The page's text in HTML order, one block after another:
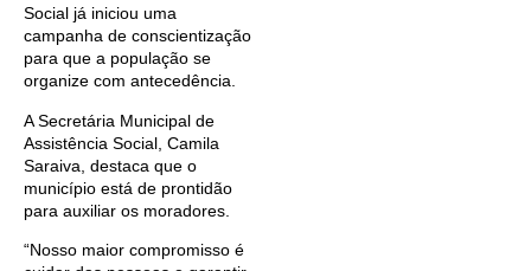
Social já iniciou uma
campanha de conscientização
para que a população se
organize com antecedência.
A Secretária Municipal de
Assistência Social, Camila
Saraiva, destaca que o
município está de prontidão
para auxiliar os moradores.
“Nosso maior compromisso é